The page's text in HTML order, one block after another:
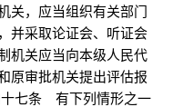
关，应当组织有关部门
并采取论证会、听证会
机关应当向本级人民代
原审批机关提出评估报
七条 有下列情形之一